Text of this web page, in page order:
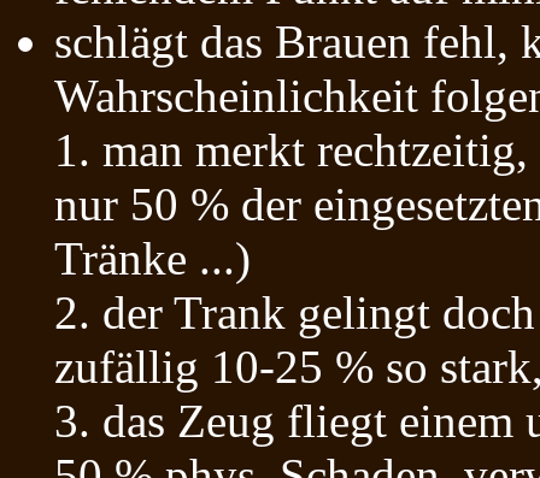
schlägt das Brauen fehl,
Wahrscheinlichkeit
1. man merkt
nur 50 % der
Tränke ...)
2. der Trank gelingt
zufällig 10-25 % so
3. das Zeug fliegt einem